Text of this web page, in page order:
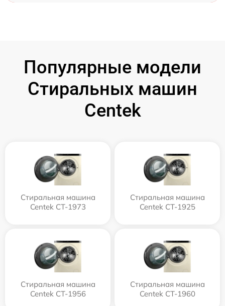
Популярные модели
Стиральных машин
Centek
Стиральная машина
Centek CT-1973
Стиральная машина
Centek CT-1925
Стиральная машина
Centek CT-1956
Стиральная машина
Centek CT-1960